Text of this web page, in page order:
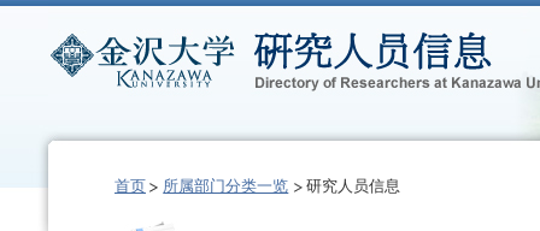
首页 所属部门分类一览 研究人员信息